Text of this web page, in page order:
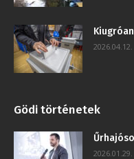
2026.04.12.
Gödi történetek
2026.01.29.